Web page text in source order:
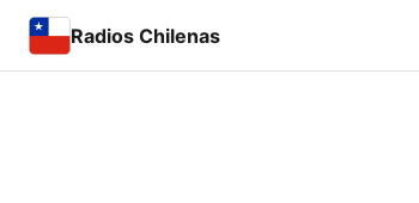
Radios Chilenas